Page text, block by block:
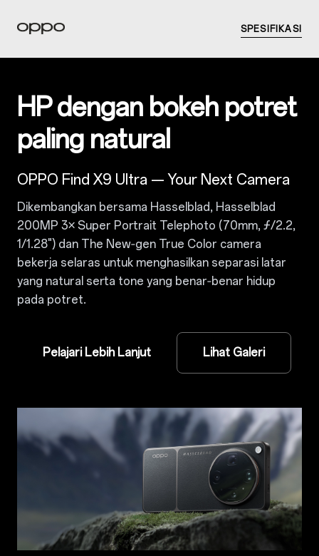
SPESIFIKASI
HP dengan bokeh potret
paling natural
OPPO Find X9 Ultra — Your Next Camera
Dikembangkan bersama Hasselblad, Hasselblad
200MP 3× Super Portrait Telephoto (70mm, ƒ/2.2,
1/1.28") dan The New‑gen True Color camera
bekerja selaras untuk menghasilkan separasi latar
yang natural serta tone yang benar‑benar hidup
pada potret.
Pelajari Lebih Lanjut Lihat Galeri